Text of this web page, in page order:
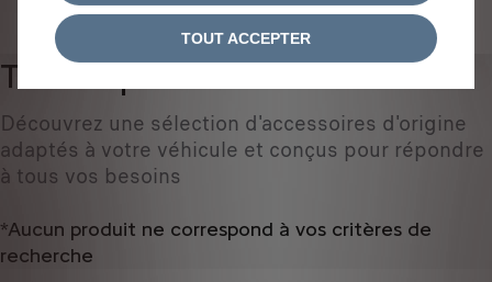
Tous les produits
Découvrez une sélection d'accessoires d'origine
adaptés à votre véhicule et conçus pour répondre
à tous vos besoins
*Aucun produit ne correspond à vos critères de
recherche
TOUT ACCEPTER